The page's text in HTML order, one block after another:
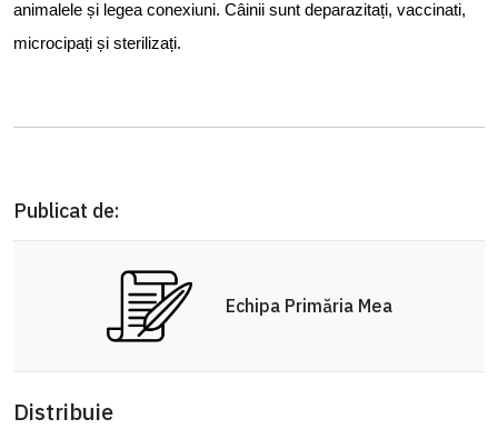
animalele și legea conexiuni. Câinii sunt deparazitați, vaccinati,
microcipați și sterilizați.
Publicat de:
Echipa Primăria Mea
Distribuie